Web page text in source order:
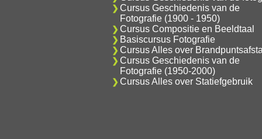
Cursus Geschiedenis van de
Fotografie (1900 - 1950)
Cursus Compositie en Beeldtaal
Basiscursus Fotografie
Cursus Alles over
Cursus Geschiedenis van de
Fotografie (1950-2000)
Cursus Alles over Statiefgebruik